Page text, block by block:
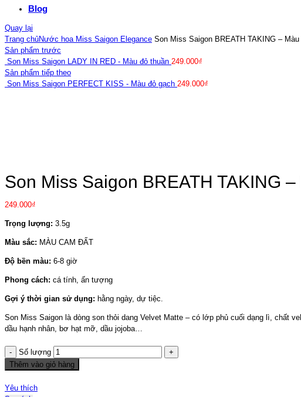
Blog
Quay lại
Trang chủNước hoa Miss Saigon Elegance Son Miss Saigon BREATH TAKING –
Sản phẩm trước
Son Miss Saigon LADY IN RED - Màu đỏ thuần 249.000₫
Sản phẩm tiếp theo
Son Miss Saigon PERFECT KISS - Màu đỏ gạch 249.000₫
Son Miss Saigon BREATH TAKING
249.000₫
Trọng lượng: 3.5g
Màu sắc: MÀU CAM ĐẤT
Độ bền màu: 6-8 giờ
Phong cách: cá tính, ấn tượng
Gợi ý thời gian sử dụng: hằng ngày, dự tiệc.
Son Miss Saigon là dòng son thỏi dang Velvet Matte – có lớp phủ cuối dạng lì, chất
dầu hạnh nhân, bơ hạt mỡ, dầu jojoba…
Số lượng
Thêm vào giỏ hàng
Yêu thích